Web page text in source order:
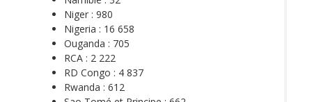
Niger : 980
Nigeria : 16 658
Ouganda : 705
RCA : 2 222
RD Congo : 4 837
Rwanda : 612